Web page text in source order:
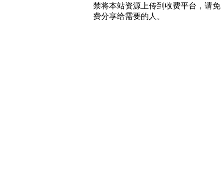
禁将本站资源上传到收费平台，请免
费分享给需要的人。